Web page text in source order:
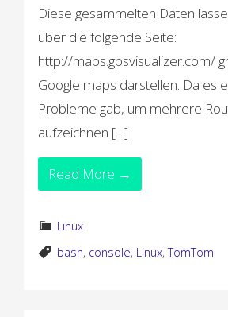
Diese gesammelten Daten
über die folgende Seite:
http://maps.gpsvisualizer.com/
Google maps darstellen. Da es
Probleme gab, um mehrere
aufzeichnen […]
Read More →
Linux
bash, console, Linux,TomTom